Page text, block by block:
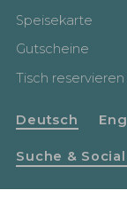
Speisekarte
Gutscheine
Tisch reservieren
Deutsch
Suche & Social
Suchbegriff